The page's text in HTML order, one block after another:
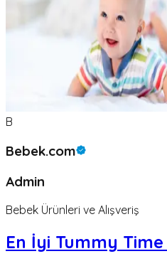
B
Bebek.com
Admin
Bebek Ürünleri ve Alışveriş
En İyi Tummy